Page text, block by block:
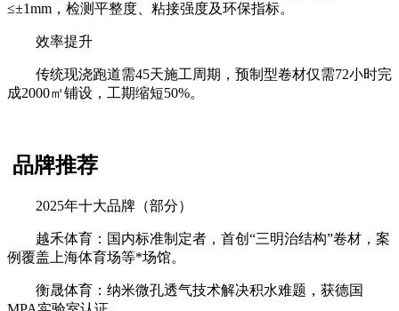
≤±1mm，检测平整度、粘接强度及环保指标。
效率提升
传统现浇跑道需45天施工周期，预制型卷材仅需72小时完
成2000㎡铺设，工期缩短50%。
品牌推荐
2025年十大品牌（部分）
越禾体育：国内标准制定者，首创“三明治结构”卷材，案
例覆盖上海体育场等*场馆。
衡晟体育：纳米微孔透气技术解决积水难题，获德国